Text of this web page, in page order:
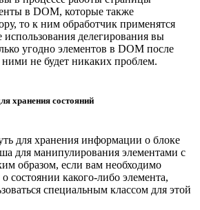
в DOM, которые также
то к ним обработчик применятся
использования делегирования вы
угодно элементов в DOM после
не будет никаких проблем.
хранения состояний
для хранения информации о блоке
для манипулирования элементами с
образом, если вам необходимо
состоянии какого-либо элемента,
специальным классом для этой